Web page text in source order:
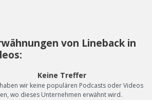
von Lineback in
Keine Treffer
wir keine populären Podcasts oder Videos
wo dieses Unternehmen erwähnt wird.